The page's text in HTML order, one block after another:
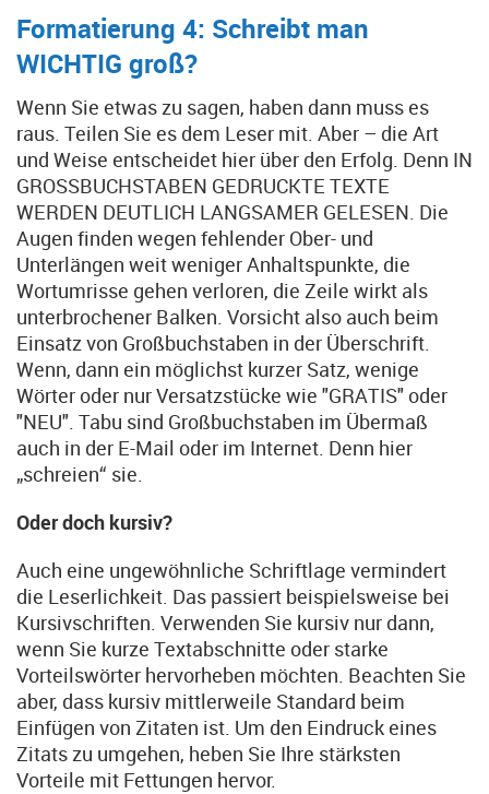
Formatierung 4: Schreibt man
WICHTIG groß?
Wenn Sie etwas zu sagen, haben dann muss es
raus. Teilen Sie es dem Leser mit. Aber – die Art
und Weise entscheidet hier über den Erfolg. Denn IN
GROSSBUCHSTABEN GEDRUCKTE TEXTE
WERDEN DEUTLICH LANGSAMER GELESEN. Die
Augen finden wegen fehlender Ober- und
Unterlängen weit weniger Anhaltspunkte, die
Wortumrisse gehen verloren, die Zeile wirkt als
unterbrochener Balken. Vorsicht also auch beim
Einsatz von Großbuchstaben in der Überschrift.
Wenn, dann ein möglichst kurzer Satz, wenige
Wörter oder nur Versatzstücke wie "GRATIS" oder
"NEU". Tabu sind Großbuchstaben im Übermaß
auch in der E-Mail oder im Internet. Denn hier
„schreien“ sie.
Oder doch kursiv?
Auch eine ungewöhnliche Schriftlage vermindert
die Leserlichkeit. Das passiert beispielsweise bei
Kursivschriften. Verwenden Sie kursiv nur dann,
wenn Sie kurze Textabschnitte oder starke
Vorteilswörter hervorheben möchten. Beachten Sie
aber, dass kursiv mittlerweile Standard beim
Einfügen von Zitaten ist. Um den Eindruck eines
Zitats zu umgehen, heben Sie Ihre stärksten
Vorteile mit Fettungen hervor.